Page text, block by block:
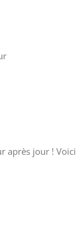
après jour ! Voici